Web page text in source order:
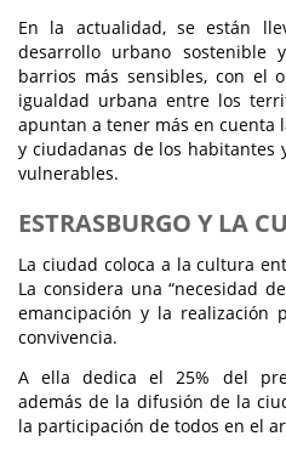
En la actualidad, se están
desarrollo urbano sostenible
barrios más sensibles, con el
igualdad urbana entre los
apuntan a tener más en cuenta
y ciudadanas de los habitantes
vulnerables.
ESTRASBURGO Y LA
La ciudad coloca a la cultura
La considera una “necesidad
emancipación y la realización
convivencia.
A ella dedica el 25% del
además de la difusión de la
la participación de todos en el